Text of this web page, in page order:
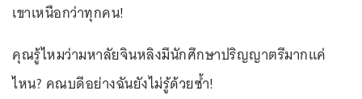
เขาเหนือกว่าทุกคน!
คุณรู้ไหมว่ามหาลัยจินหลิงมีนักศึกษาปริญญาตรีมากแค่
ไหน? คณบดีอย่างฉันยังไม่รู้ด้วยซ้ำ!